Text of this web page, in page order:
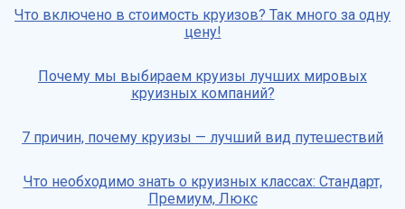
Что включено в стоимость круизов? Так много за одну
цену!
Почему мы выбираем круизы лучших мировых
круизных компаний?
7 причин, почему круизы — лучший вид путешествий
Что необходимо знать о круизных классах: Стандарт,
Премиум, Люкс